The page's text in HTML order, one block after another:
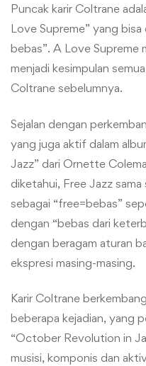
Puncak karir Coltrane
Love Supreme” yang
bebas”. A Love Supreme
menjadi kesimpulan
Coltrane sebelumnya.
Sejalan dengan
yang juga aktif dalam
Jazz” dari Ornette
diketahui, Free Jazz
sebagai “free=bebas”
dengan “bebas dari
dengan beragam aturan
ekspresi masing-masing.
Karir Coltrane
beberapa kejadian, yang
“October Revolution in
musisi, komponis dan